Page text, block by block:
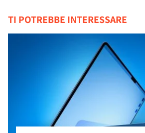
TI POTREBBE INTERESSARE